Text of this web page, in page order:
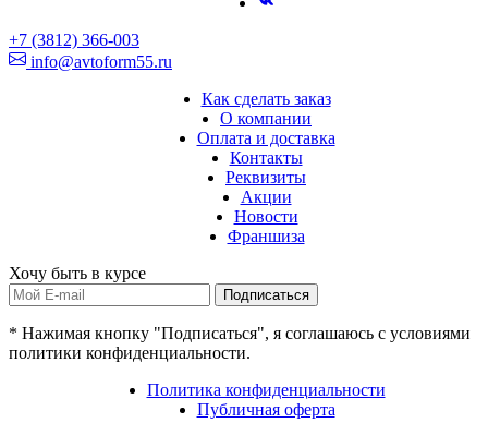
+7 (3812) 366-003
info@avtoform55.ru
Как сделать заказ
О компании
Оплата и доставка
Контакты
Реквизиты
Акции
Новости
Франшиза
Хочу быть в курсе
Подписаться
* Нажимая кнопку "Подписаться", я соглашаюсь с условиями
политики конфиденциальности.
Политика конфиденциальности
Публичная оферта